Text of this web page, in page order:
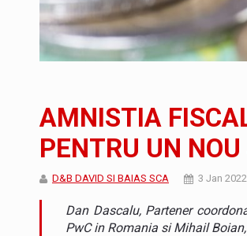
STIRI Fondul de investitii
STIRI RANGE ROVER
STIRI JAECOO 5 SHS-H a
ARTICOLE Proteinmaxxing and
AMNISTIA
PENTRU UN
D&B DAVID SI BAIAS SCA 3 Jan 2022
Dan Dascalu, Partener
PwC in Romania si Mihail